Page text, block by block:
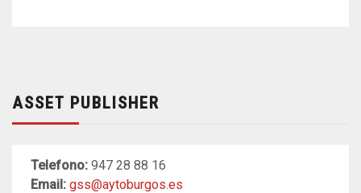
ASSET PUBLISHER
Telefono: 947 28 88 16
Email: gss@aytoburgos.es